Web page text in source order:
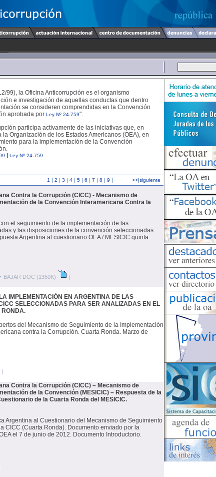
99), la Oficina Anticorrupción es el organismo
e investigación de aquellas conductas que dentro
se consideren comprendidas en la Convención
aprobada por Ley Nº 24.759".
participa activamente de las iniciativas que, en
Organización de los Estados Americanos (OEA), en
para la implementación de la Convención
| Ley Nº 24.759
1 | 2 | 3 | 4 | 5 | 6 | 7 | 8 | 9 | >>|siguiente
Contra la Corrupción (CICC) - Mecanismo de
de la Convención Interamericana Contra la
el seguimiento de la implementación de las
y las disposiciones de la convención seleccionadas
Argentina al cuestionario OEA / MESICIC quinta
BAJAR DOC (1350K) |
IMPLEMENTACIÓN EN ARGENTINA DE LAS
SELECCIONADAS PARA SER ANALIZADAS EN EL
RONDA.
del Mecanismo de Seguimiento de la Implementación
contra la Corrupción. Cuarta Ronda. Marzo de
|
Contra la Corrupción (CICC) – Mecanismo de
de la Convención (MESICIC) – Respuesta de la
de la Cuarta Ronda del MESICIC.
Argentina al Cuestionario del Mecanismo de Seguimiento
CICC (Cuarta Ronda). Documento enviado por la
el 7 de junio de 2012. Documento Introductorio.